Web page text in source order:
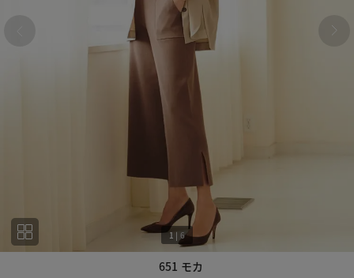
651 モカ
1 | 6